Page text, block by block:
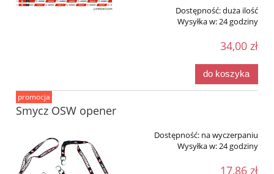
Dostępność:duża ilość
Wysyłka w:24 godziny
34,00 zł
do koszyka
Smycz OSW opener
Dostępność: na wyczerpaniu
Wysyłka w:24 godziny
17,86 zł
promocja